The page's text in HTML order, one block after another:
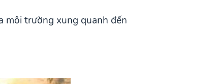
môi trường xung quanh đến